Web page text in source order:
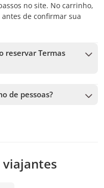
no site. No carrinho,
de confirmar sua
reservar Termas
reservar o quanto
de pessoas?
viajantes